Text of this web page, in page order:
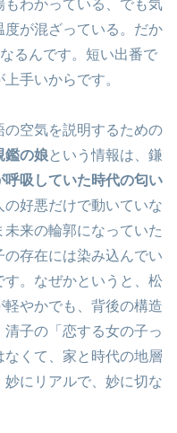
わかっている、でも気
が混ざっている。だか
るんです。短い出番で
手いからです。
空気を説明するための
鑑の娘という情報は、鎌
呼吸していた時代の匂い
好悪だけで動いていな
来の輪郭になっていた
存在には染み込んでい
す。なぜかというと、松
やかでも、背後の構造
子の「恋する女の子っ
くて、家と時代の地層
にリアルで、妙に切な